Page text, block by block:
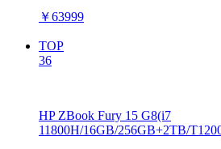
￥63999
TOP
36
HP ZBook Fury 15 G8(i7
11800H/16GB/256GB+2TB/